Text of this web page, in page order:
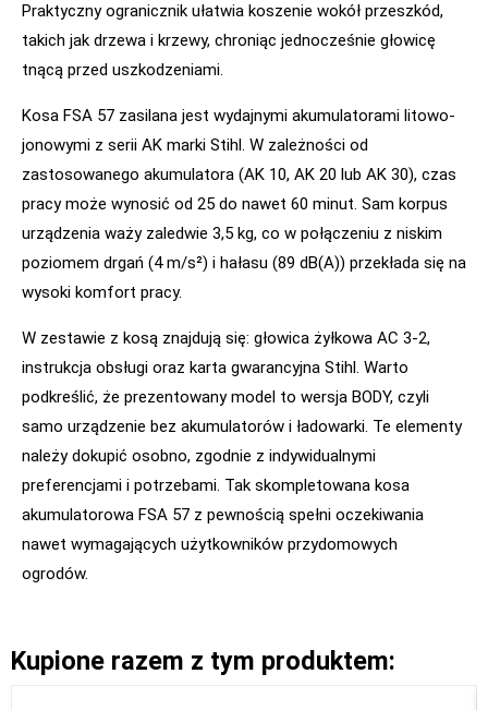
Praktyczny ogranicznik ułatwia koszenie wokół przeszkód,
takich jak drzewa i krzewy, chroniąc jednocześnie głowicę
tnącą przed uszkodzeniami.
Kosa FSA 57 zasilana jest wydajnymi akumulatorami litowo-
jonowymi z serii AK marki Stihl. W zależności od
zastosowanego akumulatora (AK 10, AK 20 lub AK 30), czas
pracy może wynosić od 25 do nawet 60 minut. Sam korpus
urządzenia waży zaledwie 3,5 kg, co w połączeniu z niskim
poziomem drgań (4 m/s²) i hałasu (89 dB(A)) przekłada się na
wysoki komfort pracy.
W zestawie z kosą znajdują się: głowica żyłkowa AC 3-2,
instrukcja obsługi oraz karta gwarancyjna Stihl. Warto
podkreślić, że prezentowany model to wersja BODY, czyli
samo urządzenie bez akumulatorów i ładowarki. Te elementy
należy dokupić osobno, zgodnie z indywidualnymi
preferencjami i potrzebami. Tak skompletowana kosa
akumulatorowa FSA 57 z pewnością spełni oczekiwania
nawet wymagających użytkowników przydomowych
ogrodów.
Kupione razem z tym produktem: